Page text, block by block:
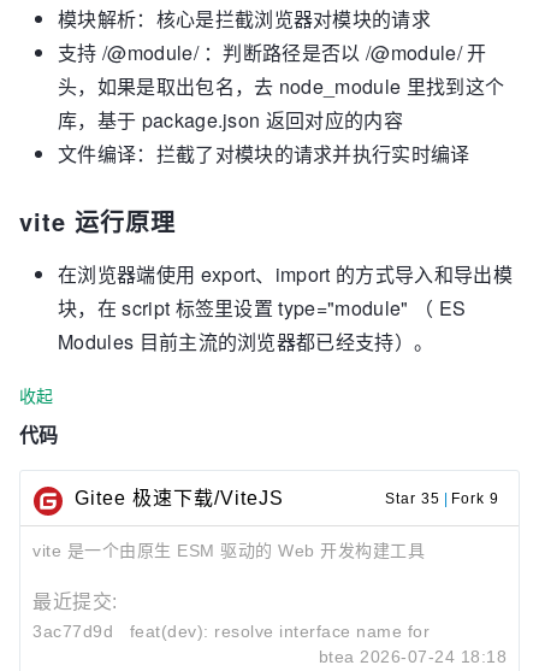
模块解析：核心是拦截浏览器对模块的请求
支持 /@module/ ：判断路径是否以 /@module/ 开
头，如果是取出包名，去 node_module 里找到这个
库，基于 package.json 返回对应的内容
文件编译：拦截了对模块的请求并执行实时编译
vite 运行原理
在浏览器端使用 export、import 的方式导入和导出模
块，在 script 标签里设置 type="module" （ ES
Modules 目前主流的浏览器都已经支持）。
收起
代码
Gitee 极速下载/ViteJS Star 35 Fork 9
vite 是一个由原生 ESM 驱动的 Web 开发构建工具
最近提交:
3ac77d9d
feat(dev): resolve interface name for explicit host
btea 2026-07-24 18:18